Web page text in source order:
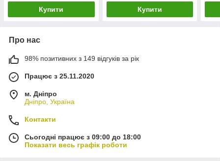
Купити Купити
Про нас
98% позитивних з 149 відгуків за рік
Працює з 25.11.2020
м. Дніпро
Дніпро, Україна
Контакти
Сьогодні працює з 09:00 до 18:00
Показати весь графік роботи